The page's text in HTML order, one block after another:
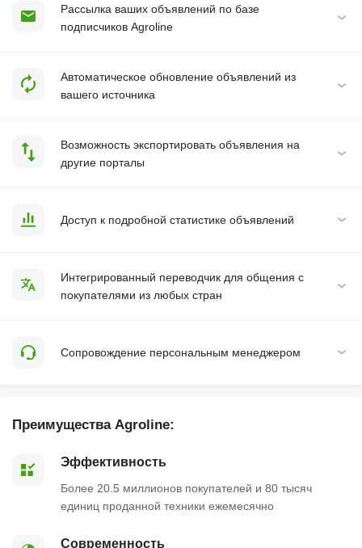
Рассылка ваших объявлений по базе
подписчиков Agroline
Автоматическое обновление объявлений из
вашего источника
Возможность экспортировать объявления на
другие порталы
Доступ к подробной статистике объявлений
Интегрированный переводчик для общения с
покупателями из любых стран
Сопровождение персональным менеджером
Преимущества Agroline:
Эффективность
Более 20.5 миллионов покупателей и 80 тысяч
единиц проданной техники ежемесячно
Современность